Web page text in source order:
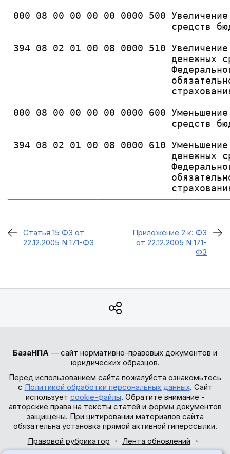
000 08 00 00 00 00 0000 500 Увеличение
средств
394 08 02 01 00 08 0000 510 Увеличение
денежных
000 08 00 00 00 00 0000 600 Уменьшение
средств
394 08 02 01 00 08 0000 610 Уменьшение
денежных
Статья 15 ФЗ от
22.12.2005 N 171-ФЗ
Приложение 2 к: ФЗ
от 22.12.2005 N 171-
ФЗ
БазаНПА — сайт нормативно-правовых документов и
юридических образцов.
Перед использованием сайта пожалуйста ознакомьтесь
с Политикой обработки персональных данных. Сайт
использует cookie-файлы. Обратите внимание -
авторские права на тексты статей и формы документов
защищены. При цитировании материалов сайта
обязательна установка прямой активной гиперссылки.
Правовой рубрикатор
Лента обновлений